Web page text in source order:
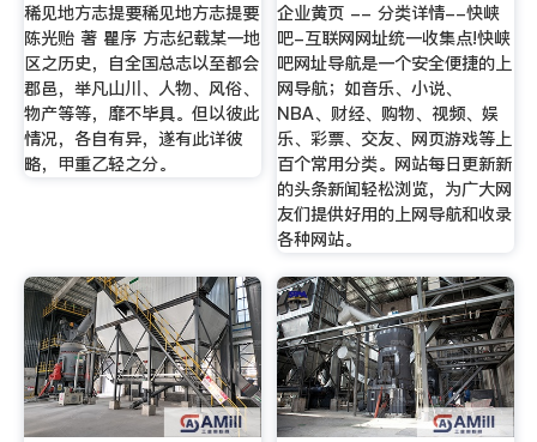
稀见地方志提要稀见地方志提要
陈光贻 著 瞿序 方志纪载某一地
区之历史，自全国总志以至都会
郡邑，举凡山川、人物、风俗、
物产等等，靡不毕具。但以彼此
情况，各自有异，遂有此详彼
略，甲重乙轻之分。
企业黄页 -- 分类详情--快峡
吧-互联网网址统一收集点!快峡
吧网址导航是一个安全便捷的上
网导航；如音乐、小说、
NBA、财经、购物、视频、娱
乐、彩票、交友、网页游戏等上
百个常用分类。网站每日更新新
的头条新闻轻松浏览，为广大网
友们提供好用的上网导航和收录
各种网站。